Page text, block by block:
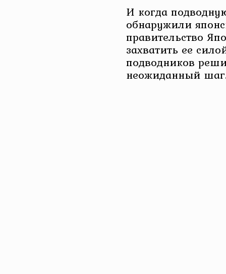
И когда
обнаружили
правительство
захватить ее
подводников
неожиданный